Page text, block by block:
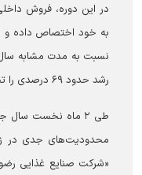
در این دوره، فروش
رشد حدود ۶۹ درصدی را تجربه کرده است.
طی ۲ ماه نخست
محدودیت‌های جدی در